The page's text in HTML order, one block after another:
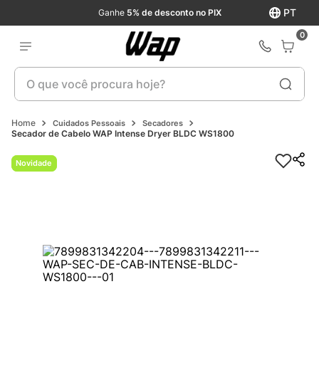
PT
Ganhe 5% de desconto no PIX
0
O que você procura hoje?
Cuidados Pessoais Secadores
Secador de Cabelo WAP Intense Dryer BLDC WS1800
Novidade
Novidade